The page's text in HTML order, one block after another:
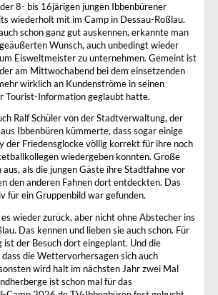
8- bis 16järigen jungen Ibbenbürener
wiederholt mit im Camp in Dessau-Roßlau.
schon ganz gut auskennen, erkannte man
Wunsch, auch unbedingt wieder
Eisweltmeister zu unternehmen. Gemeint ist
am Mittwochabend bei dem einsetzenden
wirklich an Kundenströme in seinen
Tourist-Information geglaubt hatte.
Ralf Schüler von der Stadtverwaltung, der
Ibbenbüren kümmerte, dass sogar einige
der Friedensglocke völlig korrekt für ihre noch
wiedergeben konnten. Große
aus, als die jungen Gäste ihre Stadtfahne vor
den anderen Fahnen dort entdeckten. Das
für ein Gruppenbild war gefunden.
wieder zurück, aber nicht ohne Abstecher ins
Das kennen und lieben sie auch schon. Für
ist der Besuch dort eingeplant. Und die
die Wettervorhersagen sich auch
wird halt im nächsten Jahr zwei Mal
ist schon mal für das